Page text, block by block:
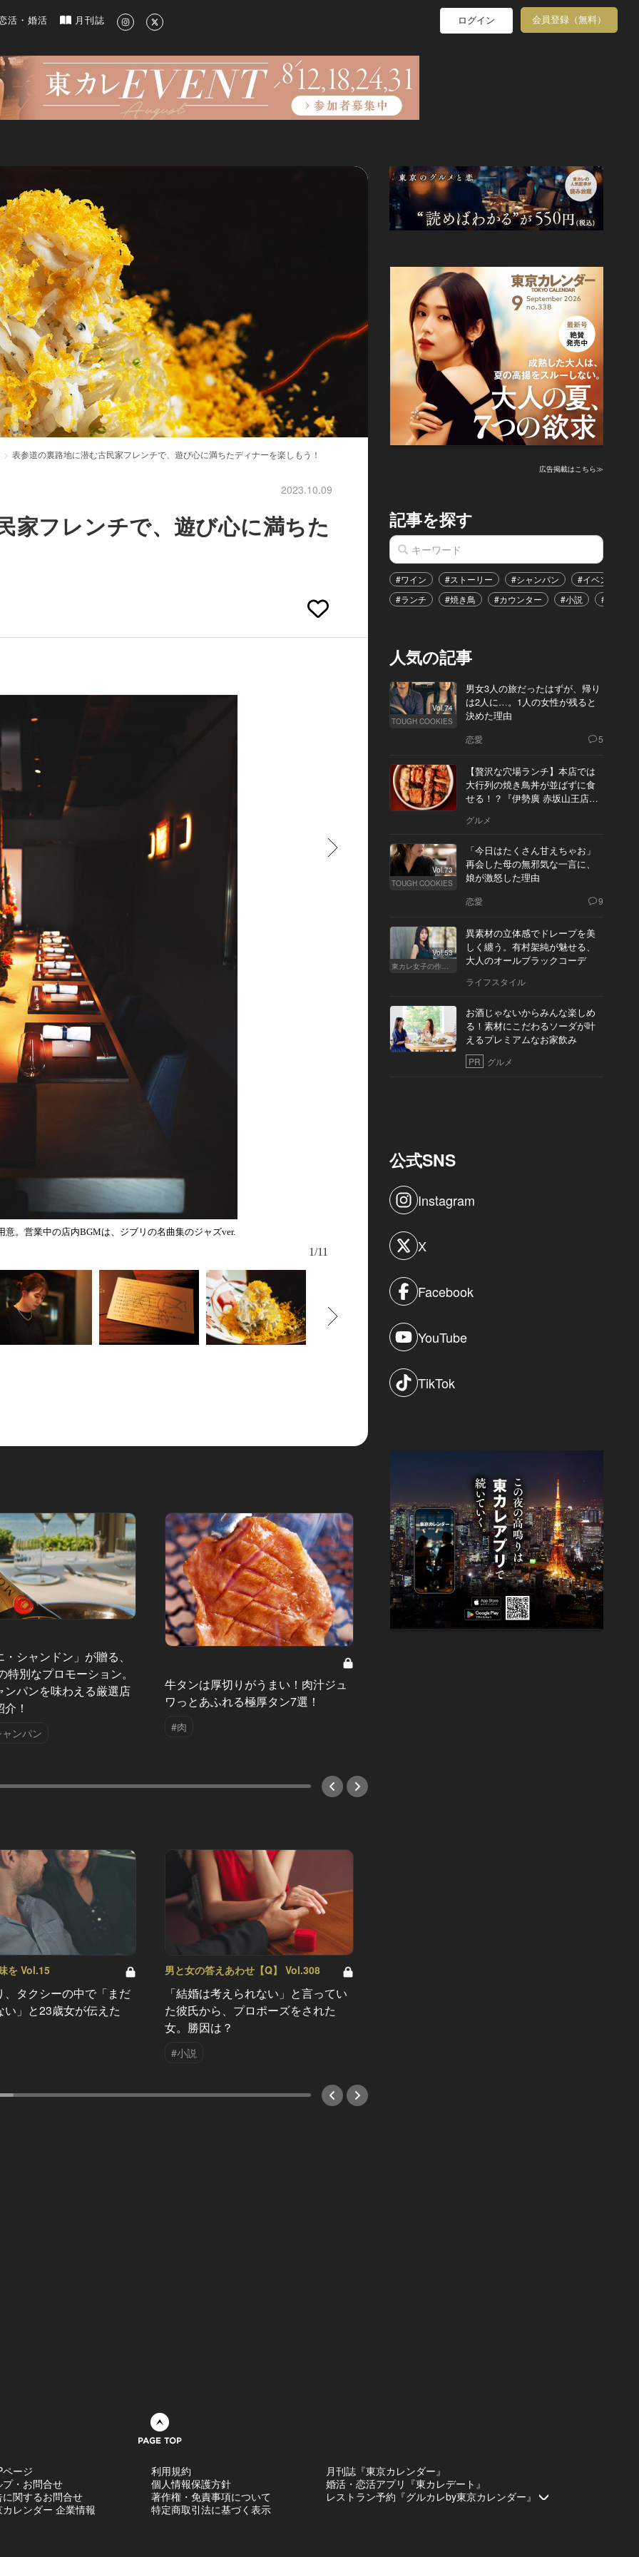
ルメ、洗練されたライフスタイル情報
活・婚活 月刊誌 ログイン 会員登録（無料）
表参道の裏路地に潜む古民家フレンチで、遊び心に満ちたディナーを楽しもう！
2023.10.09
家フレンチで、遊び心に満ちた
。営業中の店内BGMは、ジブリの名曲集のジャズver.
1/11
シャンドン」が贈る、
特別なプロモーション。
ンパンを味わえる厳選店
！
ンパン
牛タンは厚切りがうまい！肉汁ジュ
ワっとあふれる極厚タン7選！
#肉
を Vol.15
、タクシーの中で「まだ
い」と23歳女が伝えた
男と女の答えあわせ【Q】 Vol.308
「結婚は考えられない」と言ってい
た彼氏から、プロポーズをされた
女。勝因は？
#小説
広告掲載はこちら≫
記事を探す
#ワイン #ストーリー #シャンパン #イベント
#ランチ
#焼き鳥 #カウンター #小説 #恋愛
人気の記事
Vol.74
TOUGH COOKIES
男女3人の旅だったはずが、帰り
は2人に…。1人の女性が残ると
決めた理由
恋愛 5
【贅沢な穴場ランチ】本店では
大行列の焼き鳥丼が並ばずに食
せる！？『伊勢廣 赤坂山王店』
グルメ
Vol.73
TOUGH COOKIES
「今日はたくさん甘えちゃお」
再会した母の無邪気な一言に、
娘が激怒した理由
恋愛 9
Vol.53
東カレ女子の作り方
異素材の立体感でドレープを美
しく纏う。有村架純が魅せる、
大人のオールブラックコーデ
ライフスタイル
お酒じゃないからみんな楽しめ
る！素材にこだわるソーダが叶
えるプレミアムなお家飲み
PR グルメ
公式SNS
Instagram
X
Facebook
YouTube
TikTok
ページ
プ・お問合せ
に関するお問合せ
カレンダー 企業情報
利用規約
個人情報保護方針
著作権・免責事項について
特定商取引法に基づく表示
月刊誌『東京カレンダー』
婚活・恋活アプリ『東カレデート』
レストラン予約『グルカレby東京カレンダー』